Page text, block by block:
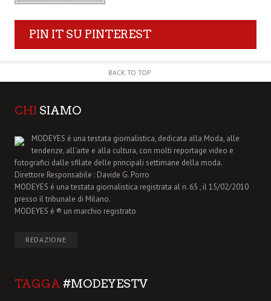
PIN IT SU PINTEREST
BACK TO TOP
CHI SIAMO
MODEYES è una testata giornalistica, dedicata alla Moda, alle
tendenze, all'arte e alla cultura, con molti reportage video e
fotografici dalle sfilate delle principali settimane della moda.
Direttore Responsabile : Davide G. Porro
MODEYES è una testata giornalistica registrata al n. 65 , il 15/02/2010
presso il tribunale di Milano.
MODEYES è ® un marchio registrato
REDAZIONE
TAGGA #MODEYESTV